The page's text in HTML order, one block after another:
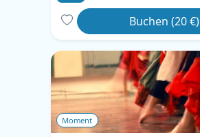
Buchen (20 €)
Moment